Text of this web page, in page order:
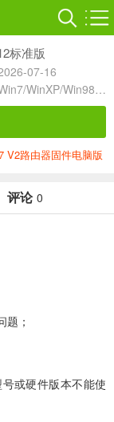
标准版
07-16
系统：Win7/WinXP/Win98/Win8/Win10兼容软件
V2路由器固件电脑版
评论 0
；
或硬件版本不能使